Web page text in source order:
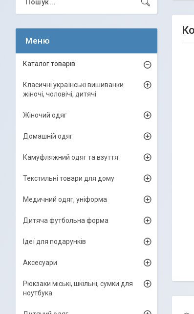
Каталог товарів
Класичні українські вишиванки
жіночі, чоловічі, дитячі
Жіночий одяг
Домашній одяг
Камуфляжний одяг та взуття
Текстильні товари для дому
Медичний одяг, уніформа
Дитяча футбольна форма
Ідеї для подарунків
Аксесуари
Рюкзаки міські, шкільні, сумки для
ноутбука